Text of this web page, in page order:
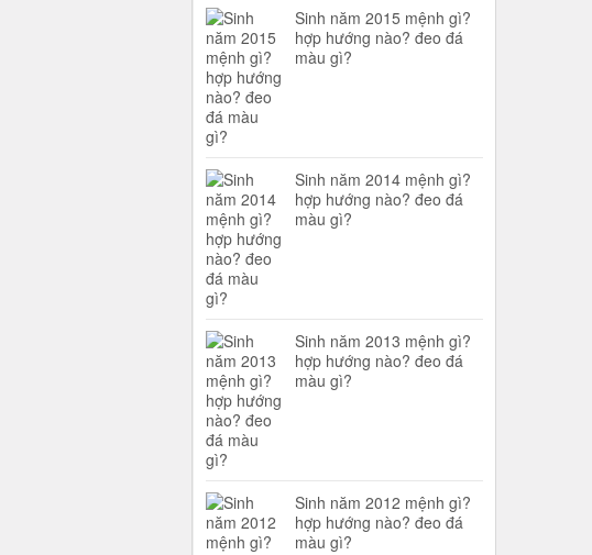
Sinh năm 2015 mệnh gì?
hợp hướng nào? đeo đá
màu gì?
Sinh năm 2014 mệnh gì?
hợp hướng nào? đeo đá
màu gì?
Sinh năm 2013 mệnh gì?
hợp hướng nào? đeo đá
màu gì?
Sinh năm 2012 mệnh gì?
hợp hướng nào? đeo đá
màu gì?